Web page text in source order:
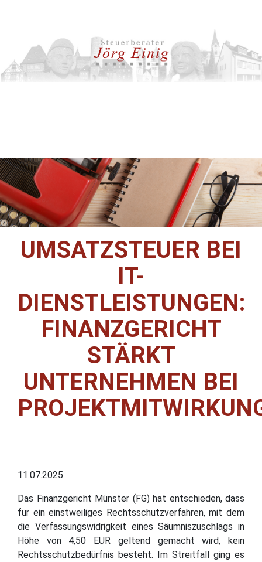
UMSATZSTEUER BEI
IT-
DIENSTLEISTUNGEN:
FINANZGERICHT
STÄRKT
UNTERNEHMEN BEI
11.07.2025
Das Finanzgericht Münster (FG) hat entschieden, dass
für ein einstweiliges Rechtsschutzverfahren, mit dem
die Verfassungswidrigkeit eines Säumniszuschlags in
Höhe von 4,50 EUR geltend gemacht wird, kein
Rechtsschutzbedürfnis besteht. Im Streitfall ging es